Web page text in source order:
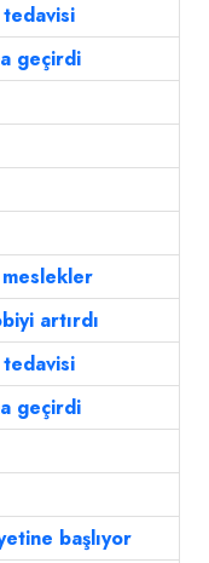
tedavisi
geçirdi
artırdı
tedavisi
geçirdi
başlıyor